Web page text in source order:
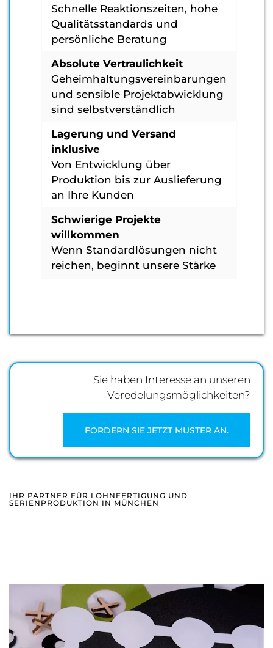
Schnelle Reaktionszeiten, hohe
Qualitätsstandards und
persönliche Beratung
Absolute Vertraulichkeit
Geheimhaltungsvereinbarungen
und sensible Projektabwicklung
sind selbstverständlich
Lagerung und Versand
inklusive
Von Entwicklung über
Produktion bis zur Auslieferung
an Ihre Kunden
Schwierige Projekte
willkommen
Wenn Standardlösungen nicht
reichen, beginnt unsere Stärke
Sie haben Interesse an unseren
Veredelungsmöglichkeiten?
FORDERN SIE JETZT MUSTER AN.
IHR PARTNER FÜR LOHNFERTIGUNG UND
SERIENPRODUKTION IN MÜNCHEN